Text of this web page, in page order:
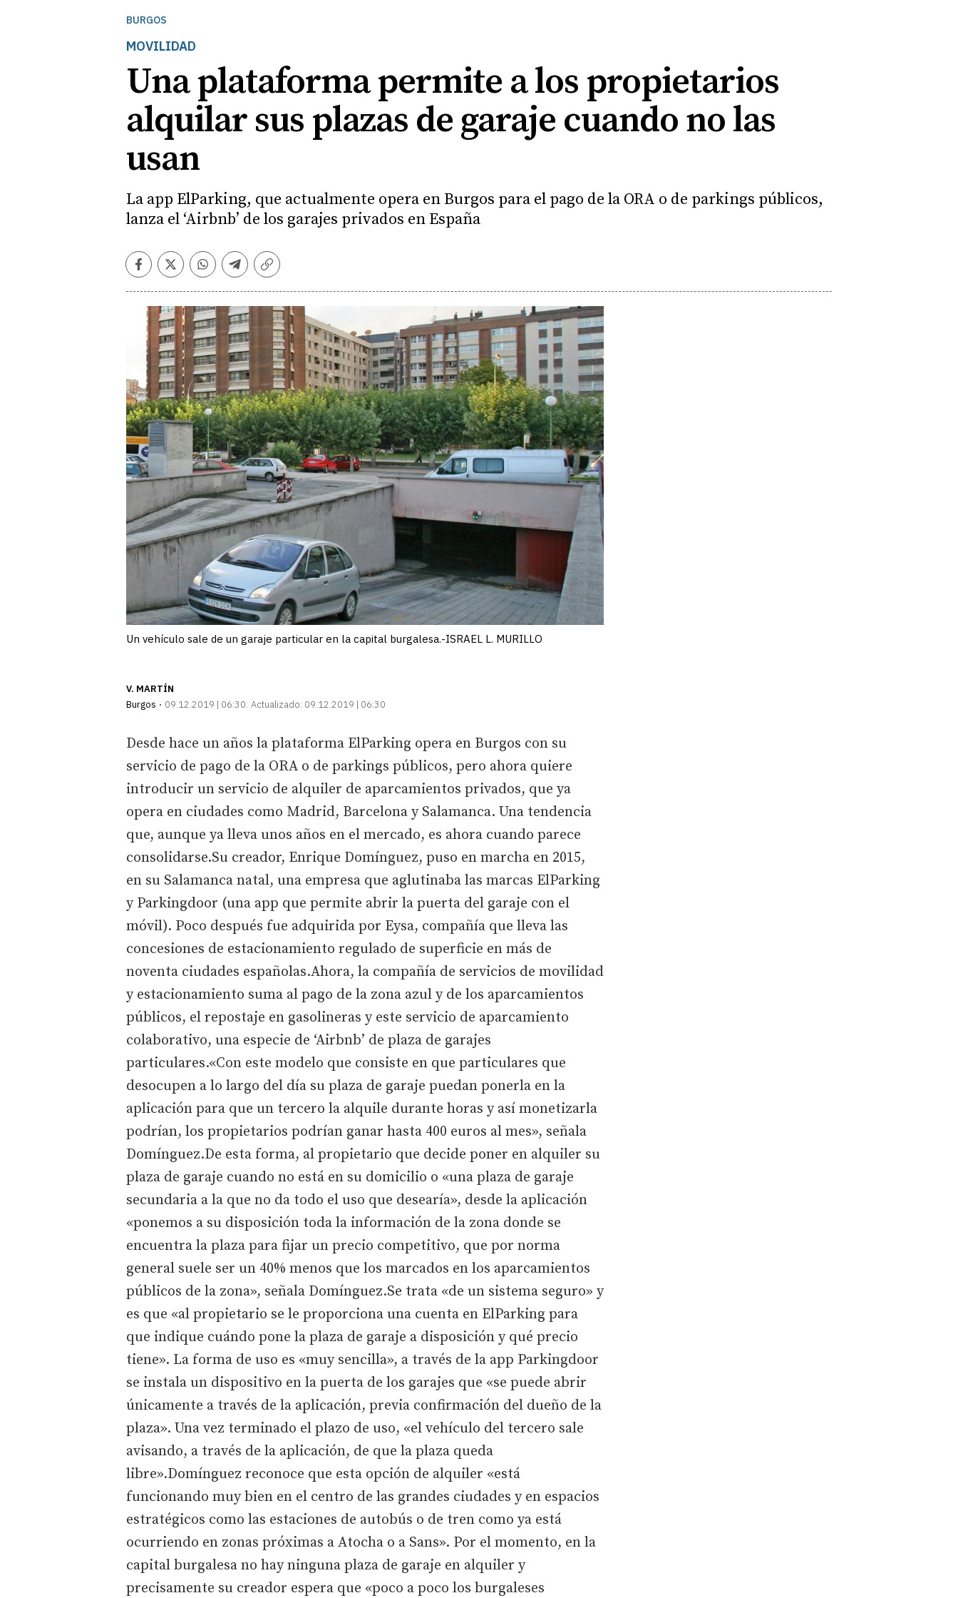
BURGOS
MOVILIDAD
Una plataforma permite a los propietarios
alquilar sus plazas de garaje cuando no las
usan
La app ElParking, que actualmente opera en Burgos para el pago de la ORA o de parkings públicos,
lanza el ‘Airbnb’ de los garajes privados en España
Facebook
TwitterWhatsapp
Telegram
Copiar
Un vehículo sale de un garaje particular en la capital burgalesa.-ISRAEL L. MURILLO
V. MARTÍN
Burgos
09.12.2019 | 06:30 Actualizado: 09.12.2019 | 06:30
Desde hace un años la plataforma ElParking opera en Burgos con su
servicio de pago de la ORA o de parkings públicos, pero ahora quiere
introducir un servicio de alquiler de aparcamientos privados, que ya
opera en ciudades como Madrid, Barcelona y Salamanca. Una tendencia
que, aunque ya lleva unos años en el mercado, es ahora cuando parece
consolidarse.Su creador, Enrique Domínguez, puso en marcha en 2015,
en su Salamanca natal, una empresa que aglutinaba las marcas ElParking
y Parkingdoor (una app que permite abrir la puerta del garaje con el
móvil). Poco después fue adquirida por Eysa, compañía que lleva las
concesiones de estacionamiento regulado de superficie en más de
noventa ciudades españolas.Ahora, la compañía de servicios de movilidad
y estacionamiento suma al pago de la zona azul y de los aparcamientos
públicos, el repostaje en gasolineras y este servicio de aparcamiento
colaborativo, una especie de ‘Airbnb’ de plaza de garajes
particulares.«Con este modelo que consiste en que particulares que
desocupen a lo largo del día su plaza de garaje puedan ponerla en la
aplicación para que un tercero la alquile durante horas y así monetizarla
podrían, los propietarios podrían ganar hasta 400 euros al mes», señala
Domínguez.De esta forma, al propietario que decide poner en alquiler su
plaza de garaje cuando no está en su domicilio o «una plaza de garaje
secundaria a la que no da todo el uso que desearía», desde la aplicación
«ponemos a su disposición toda la información de la zona donde se
encuentra la plaza para fijar un precio competitivo, que por norma
general suele ser un 40% menos que los marcados en los aparcamientos
públicos de la zona», señala Domínguez.Se trata «de un sistema seguro» y
es que «al propietario se le proporciona una cuenta en ElParking para
que indique cuándo pone la plaza de garaje a disposición y qué precio
tiene». La forma de uso es «muy sencilla», a través de la app Parkingdoor
se instala un dispositivo en la puerta de los garajes que «se puede abrir
únicamente a través de la aplicación, previa confirmación del dueño de la
plaza». Una vez terminado el plazo de uso, «el vehículo del tercero sale
avisando, a través de la aplicación, de que la plaza queda
libre».Domínguez reconoce que esta opción de alquiler «está
funcionando muy bien en el centro de las grandes ciudades y en espacios
estratégicos como las estaciones de autobús o de tren como ya está
ocurriendo en zonas próximas a Atocha o a Sans». Por el momento, en la
capital burgalesa no hay ninguna plaza de garaje en alquiler y
precisamente su creador espera que «poco a poco los burgaleses